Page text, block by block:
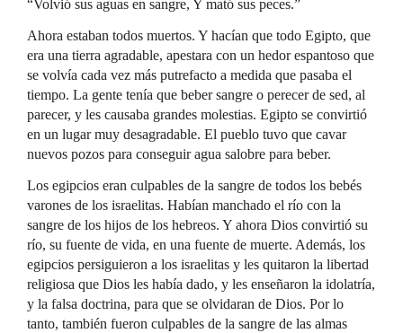
“Volvió sus aguas en sangre, Y mató sus peces.”
Ahora estaban todos muertos. Y hacían que todo Egipto, que
era una tierra agradable, apestara con un hedor espantoso que
se volvía cada vez más putrefacto a medida que pasaba el
tiempo. La gente tenía que beber sangre o perecer de sed, al
parecer, y les causaba grandes molestias. Egipto se convirtió
en un lugar muy desagradable. El pueblo tuvo que cavar
nuevos pozos para conseguir agua salobre para beber.
Los egipcios eran culpables de la sangre de todos los bebés
varones de los israelitas. Habían manchado el río con la
sangre de los hijos de los hebreos. Y ahora Dios convirtió su
río, su fuente de vida, en una fuente de muerte. Además, los
egipcios persiguieron a los israelitas y les quitaron la libertad
religiosa que Dios les había dado, y les enseñaron la idolatría,
y la falsa doctrina, para que se olvidaran de Dios. Por lo
tanto, también fueron culpables de la sangre de las almas